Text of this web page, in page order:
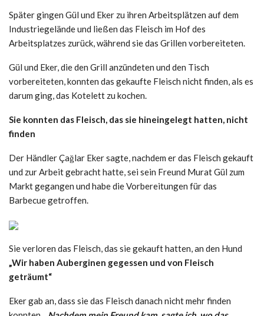
Später gingen Gül und Eker zu ihren Arbeitsplätzen auf dem
Industriegelände und ließen das Fleisch im Hof ​​des
Arbeitsplatzes zurück, während sie das Grillen vorbereiteten.
Gül und Eker, die den Grill anzündeten und den Tisch
vorbereiteten, konnten das gekaufte Fleisch nicht finden, als es
darum ging, das Kotelett zu kochen.
Sie konnten das Fleisch, das sie hineingelegt hatten, nicht
finden
Der Händler Çağlar Eker sagte, nachdem er das Fleisch gekauft
und zur Arbeit gebracht hatte, sei sein Freund Murat Gül zum
Markt gegangen und habe die Vorbereitungen für das
Barbecue getroffen.
Sie verloren das Fleisch, das sie gekauft hatten, an den Hund
„Wir haben Auberginen gegessen und von Fleisch
geträumt“
Eker gab an, dass sie das Fleisch danach nicht mehr finden